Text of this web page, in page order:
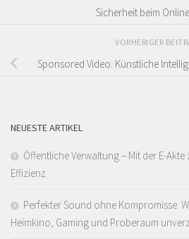
Sicherheit beim
VORHERIGER
Sponsored Video: Künstliche
NEUESTE ARTIKEL
Öffentliche Verwaltung – Mit der E-
Effizienz
Perfekter Sound ohne Kompromisse:
Heimkino, Gaming und Proberaum